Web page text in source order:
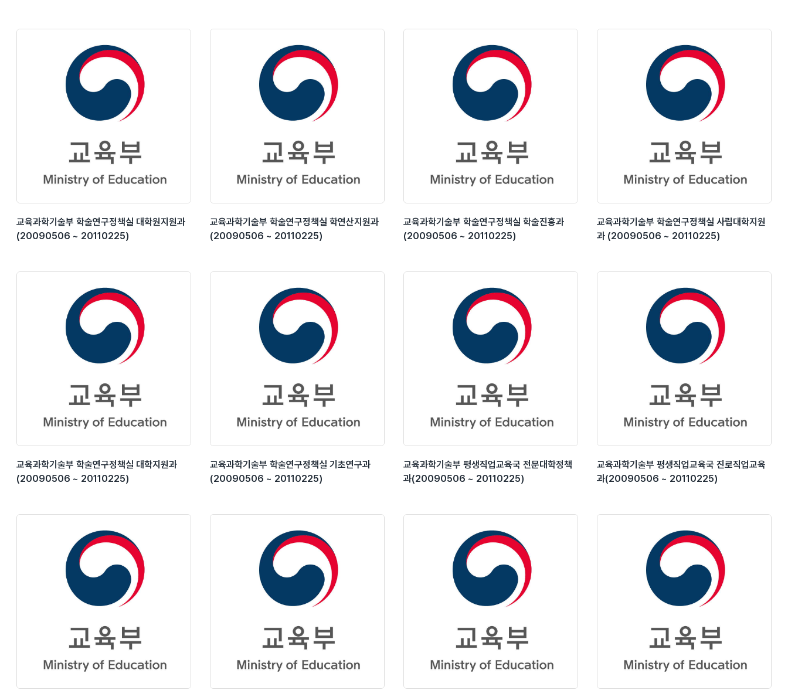
교육과학기술부 학술연구정책실 대학원지원과
(20090506 ~ 20110225)
교육과학기술부 학술연구정책실 학연산지원과
(20090506 ~ 20110225)
교육과학기술부 학술연구정책실 학술진흥과
(20090506 ~ 20110225)
교육과학기술부 학술연구정책실 사립대학지원
과 (20090506 ~ 20110225)
교육과학기술부 학술연구정책실 대학지원과
(20090506 ~ 20110225)
교육과학기술부 학술연구정책실 기초연구과
(20090506 ~ 20110225)
교육과학기술부 평생직업교육국 전문대학정책
과(20090506 ~ 20110225)
교육과학기술부 평생직업교육국 진로직업교육
과(20090506 ~ 20110225)